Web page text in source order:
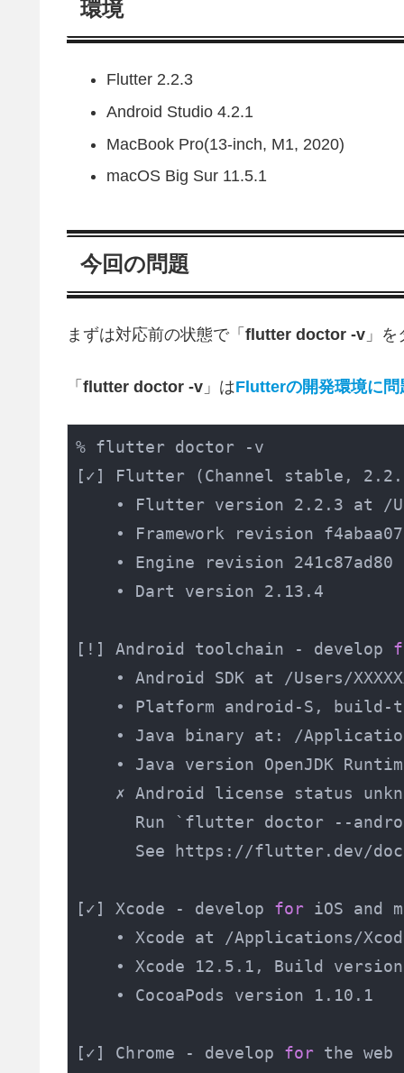
環境
Flutter 2.2.3
Android Studio 4.2.1
MacBook Pro(13-inch, M1, 2020)
macOS Big Sur 11.5.1
今回の問題
まずは対応前の状態で「 flutter doctor -v 」
「 flutter doctor -v 」はFlutterの開発環境に問
% flutter doctor -v
[✓] Flutter (Channel stable,
• Flutter version 2.2.3 at /
• Framework revision
    • Engine revision 241c87ad80
    • Dart version 2.13.4
[!] Android toolchain - develop
• Android SDK at /Users/
• Platform android-S, build-
• Java binary at: /
• Java version OpenJDK
✗ Android license status
Run `flutter doctor --
See https://flutter.dev/
[✓] Xcode - develop for iOS and
• Xcode at /Applications/
• Xcode 12.5.1, Build
    • CocoaPods version 1.10.1
[✓] Chrome - develop for the web